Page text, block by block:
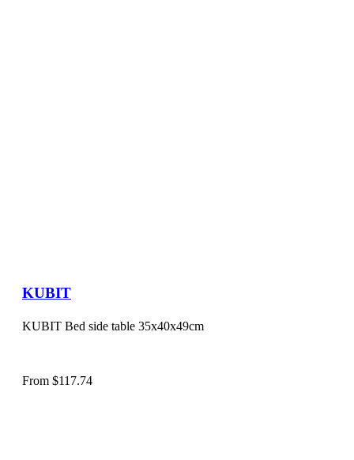
KUBIT
KUBIT Bed side table 35x40x49cm
From $117.74